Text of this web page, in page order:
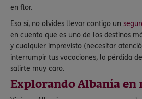
en flor.
Eso sí, no olvides llevar contigo un
en cuenta que es uno de los destinos
y cualquier imprevisto (necesitar
interrumpir tus vacaciones, la pérdida
salirte muy caro.
Explorando Albania en